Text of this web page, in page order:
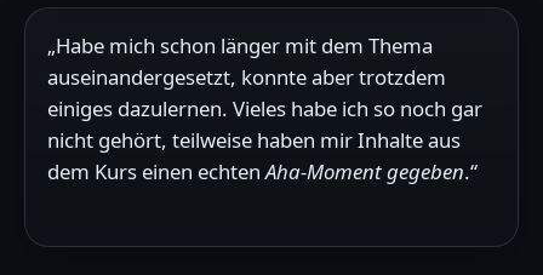
„Habe mich schon länger mit dem Thema
auseinandergesetzt, konnte aber trotzdem
einiges dazulernen. Vieles habe ich so noch gar
nicht gehört, teilweise haben mir Inhalte aus
dem Kurs einen echtenAha-Moment gegeben.“